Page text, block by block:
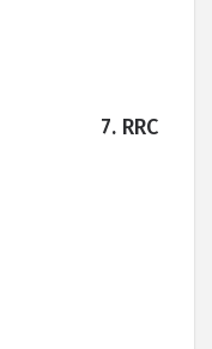
7. RRC